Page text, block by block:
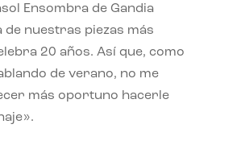
Ensombra de Gandia
de nuestras piezas más
20 años. Así que, como
de verano, no me
más oportuno hacerle